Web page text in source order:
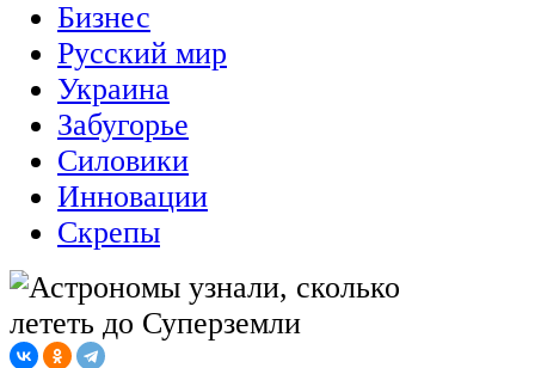
Бизнес
Русский мир
Украина
Забугорье
Силовики
Инновации
Скрепы